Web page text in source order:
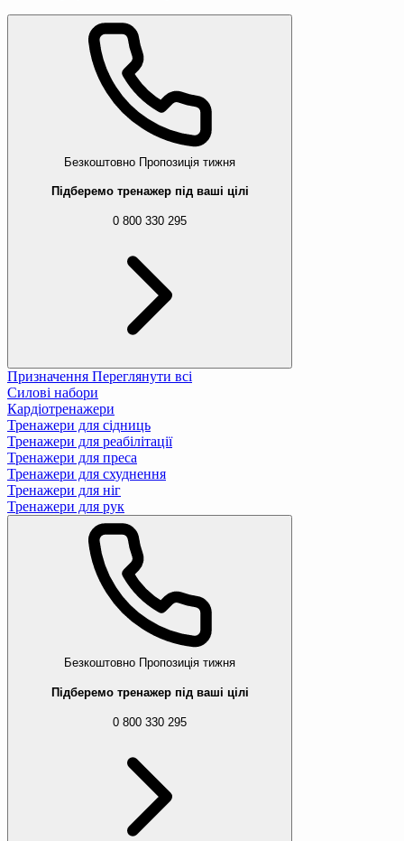
Безкоштовно Пропозиція тижня
Підберемо тренажер під ваші цілі
0 800 330 295
Призначення Переглянути всі
Силові набори
Кардіотренажери
Тренажери для сідниць
Тренажери для реабілітації
Тренажери для преса
Тренажери для схуднення
Тренажери для ніг
Тренажери для рук
Безкоштовно Пропозиція тижня
Підберемо тренажер під ваші цілі
0 800 330 295